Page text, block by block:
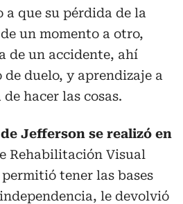
que su pérdida de la
un momento a otro,
de un accidente, ahí
de duelo, y aprendizaje a
hacer las cosas.
Jefferson se realizó en
Rehabilitación Visual
tener las bases
le devolvió